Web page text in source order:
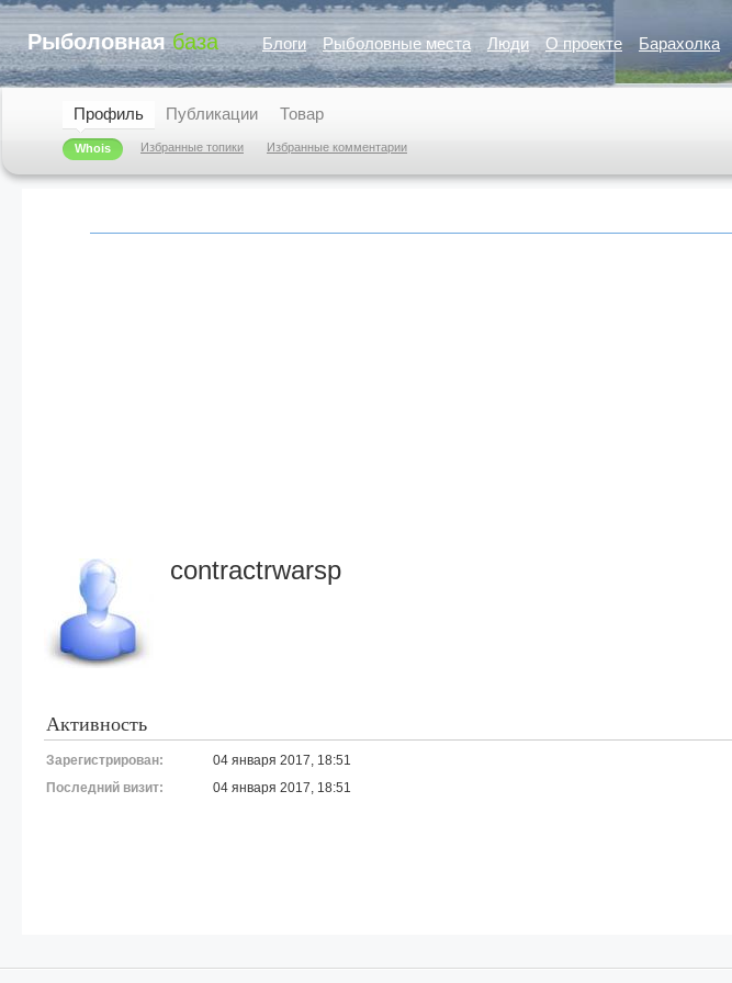
Рыболовнаябаза Блоги Рыболовные места Люди О проекте Барахолка
Профиль
Whois Избранные топики Избранные комментарии
Публикации Товар
contractrwarsp
Активность
Зарегистрирован:
04 января 2017, 18:51
Последний визит:
04 января 2017, 18:51